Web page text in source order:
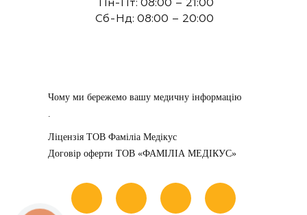
Пн-Пт: 08:00 – 21:00
Сб-Нд: 08:00 – 20:00
Чому ми бережемо вашу медичну інформацію
.
Ліцензія ТОВ Фаміліа Медікус
Договір оферти ТОВ «ФАМІЛІА МЕДІКУС»